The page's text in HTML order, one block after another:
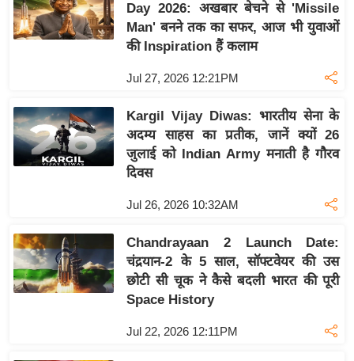
मि
सा
मि
सा
ल
त
यं
ग
Day 2026: अखबार बेचने से 'Missile
Man' बनने तक का सफर, आज भी युवाओं
की Inspiration हैं कलाम
Jul 27, 2026 12:21PM
Kargil Vijay Diwas: भारतीय सेना के
अदम्य साहस का प्रतीक, जानें क्यों 26
जुलाई को Indian Army मनाती है गौरव
दिवस
Jul 26, 2026 10:32AM
Chandrayaan 2 Launch Date:
चंद्रयान-2 के 5 साल, सॉफ्टवेयर की उस
छोटी सी चूक ने कैसे बदली भारत की पूरी
Space History
Jul 22, 2026 12:11PM